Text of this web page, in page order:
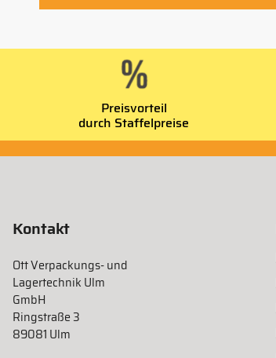
Preisvorteil
durch Staffelpreise
Kontakt
Ott Verpackungs- und
Lagertechnik Ulm
GmbH
Ringstraße 3
89081 Ulm